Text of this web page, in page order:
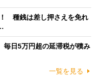
！ 種銭は差し押さえを免れ
日5万円超の延滞税が積み
一覧を見る